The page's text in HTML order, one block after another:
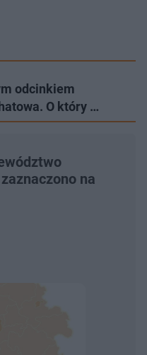
odcinkiem
O który …
na